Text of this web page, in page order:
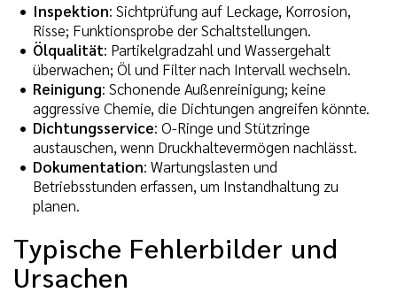
Inspektion: Sichtprüfung auf Leckage, Korrosion,
Risse; Funktionsprobe der Schaltstellungen.
Ölqualität: Partikelgradzahl und Wassergehalt
überwachen; Öl und Filter nach Intervall wechseln.
Reinigung: Schonende Außenreinigung; keine
aggressive Chemie, die Dichtungen angreifen könnte.
Dichtungsservice: O-Ringe und Stützringe
austauschen, wenn Druckhaltevermögen nachlässt.
Dokumentation: Wartungslasten und
Betriebsstunden erfassen, um Instandhaltung zu
planen.
Typische Fehlerbilder und
Ursachen